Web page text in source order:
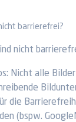
barrierefrei?
nicht
Nicht alle
die
(bspw.